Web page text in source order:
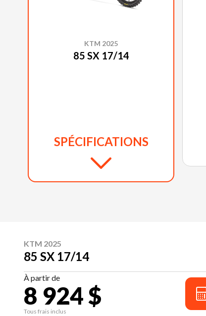
KTM 2025
85 SX 17/14
SPÉCIFICATIONS
KTM 2025
85 SX 17/14
À partir de
8 924 $
Tous frais inclus